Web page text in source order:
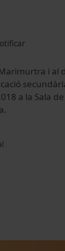
i al
a la Sala